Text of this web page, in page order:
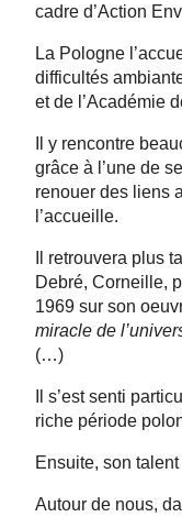
cadre d’Action
La Pologne
difficultés
et de l’Académie
Il y rencontre
grâce à l’une de
renouer des liens
l’accueille.
Il retrouvera plus
Debré, Corneille,
1969 sur son
miracle de
(…)
Il s’est senti
riche période
Ensuite, son
Autour de nous,